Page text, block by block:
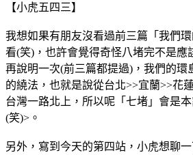
【小虎五四三】
我想如果有朋友沒看過前三篇「我們
看(笑)，也許會覺得奇怪八堵完不是應
再說明一次(前三篇都提過)，我們的環
的繞法，也就是說從台北>>宜蘭>>花
台灣一路北上，所以呢「七堵」會是
(笑)>。
另外，寫到今天的第四站，小虎想聊